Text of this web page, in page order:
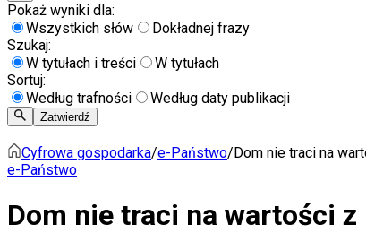
Pokaż wyniki dla:
Wszystkich słów
Dokładnej frazy
Szukaj:
W tytułach i treści
W tytułach
Sortuj:
Według trafności
Według daty publikacji
Zatwierdź
Cyfrowa gospodarka/e-Państwo/ Dom nie traci na
e-Państwo
Dom nie traci na wartości